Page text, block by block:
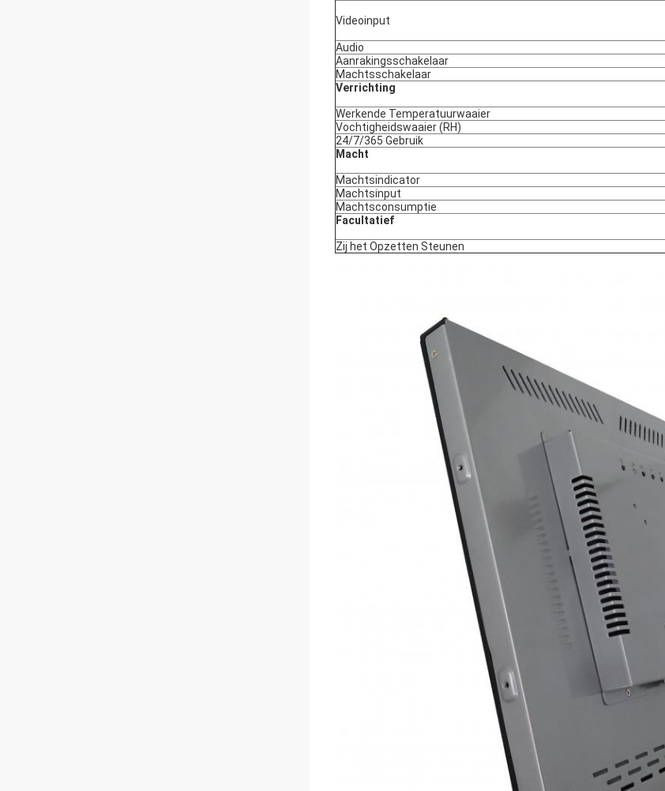
Videoinput
Audio
Aanrakingsschakelaar
Machtsschakelaar
Verrichting
Werkende Temperatuurwaaier
Vochtigheidswaaier (RH)
24/7/365 Gebruik
Macht
Machtsindicator
Machtsinput
Machtsconsumptie
Facultatief
Zij het Opzetten Steunen